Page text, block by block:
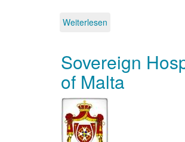
Weiterlesen
der
Kreuzherren
und
Wächter
des
Heiligen
Grabes
zu
Sovereign
of Malta